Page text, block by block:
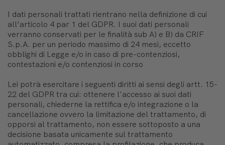
I dati personali trattati rientrano nella definizione di cui
all’articolo 4 par 1 del GDPR. I suoi dati personali
verranno conservati per le finalità sub A) e B) da CRIF
S.p.A. per un periodo massimo di 24 mesi, eccetto
obblighi di Legge e/o in caso di pre-contenziosi,
contestazioni e/o contenziosi in corso
Lei potrà esercitare i seguenti diritti ai sensi degli artt. 15-
22 del GDPR tra cui: ottenere l'accesso ai suoi dati
personali, chiederne la rettifica e/o integrazione o la
cancellazione ovvero la limitazione del trattamento, di
opporsi al trattamento, non essere sottoposto a una
decisione basata unicamente sul trattamento